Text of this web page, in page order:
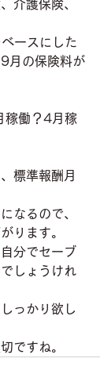
介護保険、
ースにした
月の保険料が
稼働？4月稼
標準報酬月
なるので、
ります。
分でセーブ
しょうけれ
っかり欲し
ですね。